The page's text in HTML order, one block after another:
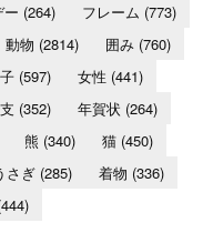
ー (264) フレーム (773)
動物 (2814) 囲み (760)
(597) 女性 (441)
(352) 年賀状 (264)
熊 (340) 猫(450)
さぎ (285) 着物 (336)